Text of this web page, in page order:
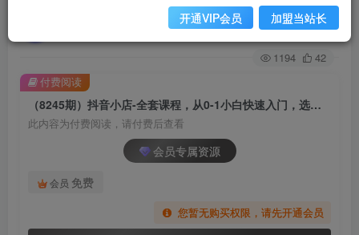
关注
1194 42
（8245期）抖音小店-全套课程，从0-1小白快速入门，选品，打爆店铺（131节课）
此内容为付费阅读，请付费后查看
会员专属资源
会员 免费
您暂无购买权限，请先开通会员
付费阅读
开通VIP会员 加盟当站长